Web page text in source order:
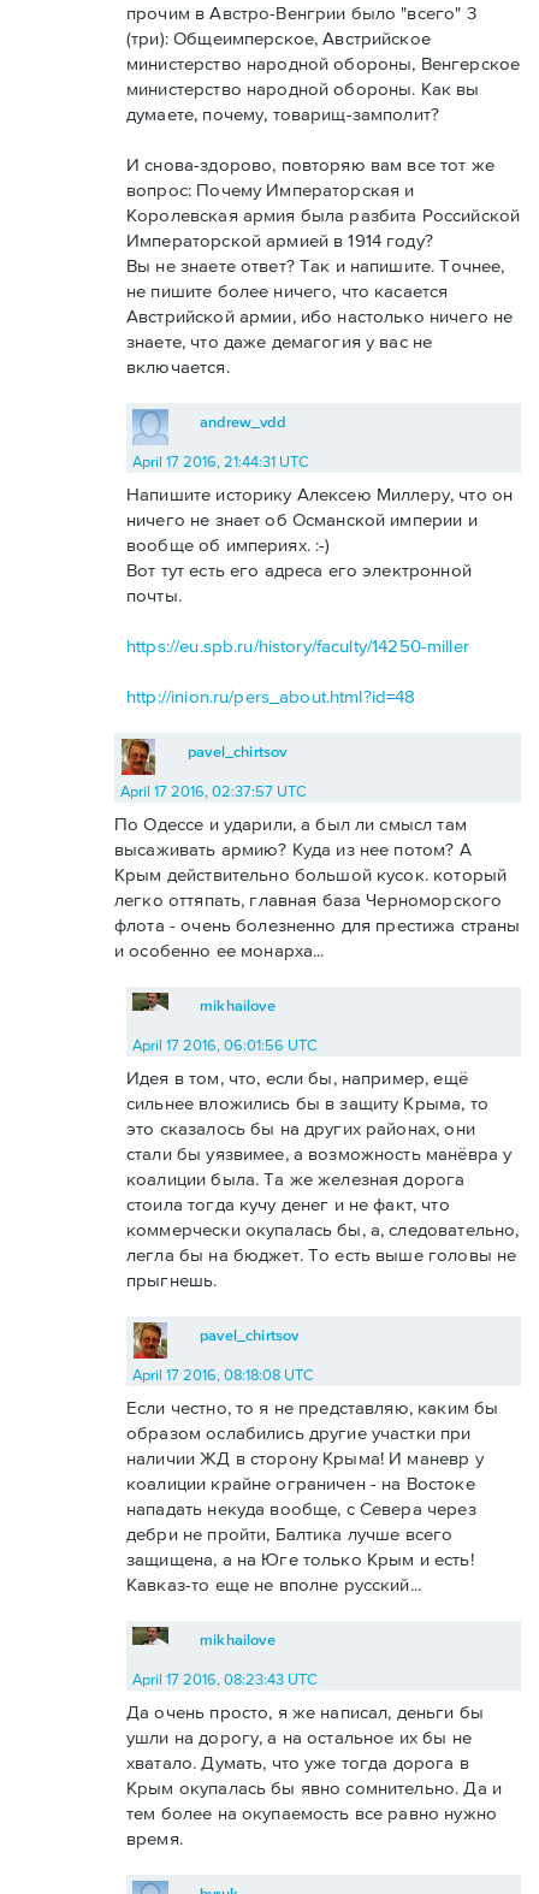
прочим в Австро-Венгрии было "всего" 3
(три): Общеимперское, Австрийское
министерство народной обороны, Венгерское
министерство народной обороны. Как вы
думаете, почему, товарищ-замполит?
И снова-здорово, повторяю вам все тот же
вопрос: Почему Императорская и
Королевская армия была разбита Российской
Императорской армией в 1914 году?
Вы не знаете ответ? Так и напишите. Точнее,
не пишите более ничего, что касается
Австрийской армии, ибо настолько ничего не
знаете, что даже демагогия у вас не
включается.
andrew_vdd
April 17 2016, 21:44:31 UTC
Напишите историку Алексею Миллеру, что он
ничего не знает об Османской империи и
вообще об империях. :-)
Вот тут есть его адреса его электронной
почты.
https://eu.spb.ru/history/faculty/14250-miller
http://inion.ru/pers_about.html?id=48
pavel_chirtsov
April 17 2016, 02:37:57 UTC
По Одессе и ударили, а был ли смысл там
высаживать армию? Куда из нее потом? А
Крым действительно большой кусок. который
легко оттяпать, главная база Черноморского
флота - очень болезненно для престижа страны
и особенно ее монарха...
mikhailove
April 17 2016, 06:01:56 UTC
Идея в том, что, если бы, например, ещё
сильнее вложились бы в защиту Крыма, то
это сказалось бы на других районах, они
стали бы уязвимее, а возможность манёвра у
коалиции была. Та же железная дорога
стоила тогда кучу денег и не факт, что
коммерчески окупалась бы, а, следовательно,
легла бы на бюджет. То есть выше головы не
прыгнешь.
pavel_chirtsov
April 17 2016, 08:18:08 UTC
Если честно, то я не представляю, каким бы
образом ослабились другие участки при
наличии ЖД в сторону Крыма! И маневр у
коалиции крайне ограничен - на Востоке
нападать некуда вообще, с Севера через
дебри не пройти, Балтика лучше всего
защищена, а на Юге только Крым и есть!
Кавказ-то еще не вполне русский...
mikhailove
April 17 2016, 08:23:43 UTC
Да очень просто, я же написал, деньги бы
ушли на дорогу, а на остальное их бы не
хватало. Думать, что уже тогда дорога в
Крым окупалась бы явно сомнительно. Да и
тем более на окупаемость все равно нужно
время.